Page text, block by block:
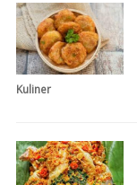
Kuliner